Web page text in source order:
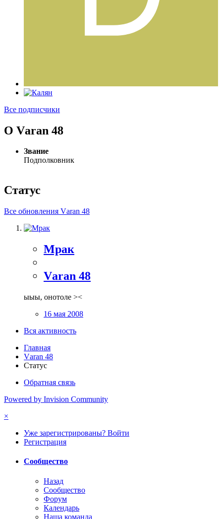
Все подписчики
О Vаrаn 48
Звание
Подполковник
Статус
Все обновления Vаrаn 48
Мрак
Vаrаn 48
ыыы, онотоле ><
16 мая 2008
Вся активность
Главная
Vаrаn 48
Статус
Обратная связь
Powered by Invision Community
×
Уже зарегистрированы? Войти
Регистрация
Сообщество
Назад
Сообщество
Форум
Календарь
Наша команда